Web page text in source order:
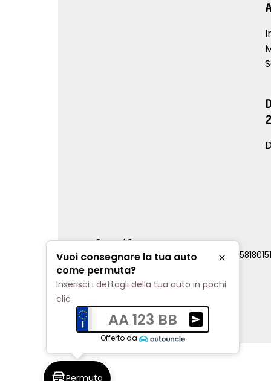
Renord S.p.a.
REA Milano 810796 | P.IVA e C.F.
Cookie Policy
Privacy Policy
Impostazioni di tracciamento
Permuta
Vuoi consegnare la tua auto
come permuta?
Chiudi
Inserisci i dettagli della tua auto in pochi
clic
AA 123 BB
Ricevi una
Offerto da